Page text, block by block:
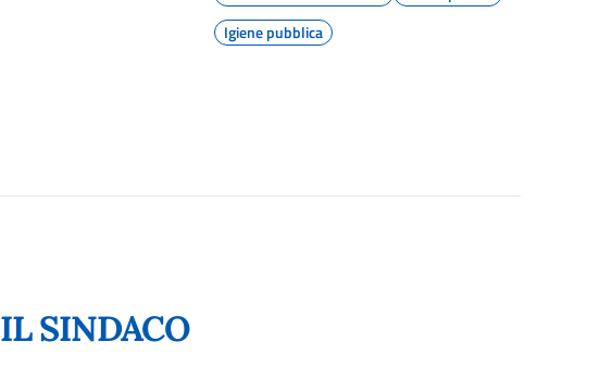
Igiene pubblica
IL SINDACO